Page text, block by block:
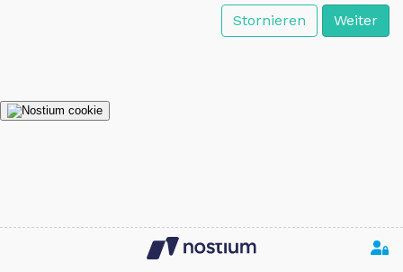
Stornieren Weiter